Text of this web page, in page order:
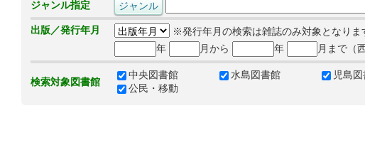
ジャンル指定
出版／発行年月
※発行年月の検索は雑誌のみ対象となりま
年
月から 年 月まで（
検索対象図書館
中央図書館 水島図書館 児島
公民・移動